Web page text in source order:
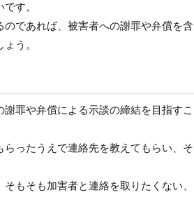
す。
であれば、被害者への謝罪や弁償を含
う。
罪や弁償による示談の締結を目指すこ
ったうえで連絡先を教えてもらい、そ
もそも加害者と連絡を取りたくない、